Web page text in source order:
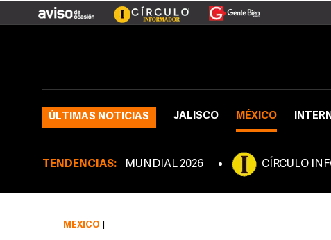
ÚLTIMAS NOTICIAS JALISCO MÉXICO
TENDENCIAS: MUNDIAL 2026 CÍRCULO
MÉXICO